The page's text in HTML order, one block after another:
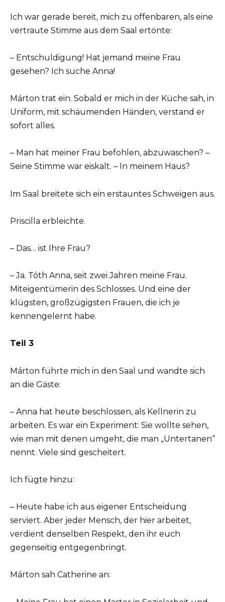
Ich war gerade bereit, mich zu offenbaren, als eine
vertraute Stimme aus dem Saal ertönte:
– Entschuldigung! Hat jemand meine Frau
gesehen? Ich suche Anna!
Márton trat ein. Sobald er mich in der Küche sah, in
Uniform, mit schäumenden Händen, verstand er
sofort alles.
– Man hat meiner Frau befohlen, abzuwaschen? –
Seine Stimme war eiskalt. – In meinem Haus?
Im Saal breitete sich ein erstauntes Schweigen aus.
Priscilla erbleichte.
– Das… ist Ihre Frau?
– Ja. Tóth Anna, seit zwei Jahren meine Frau.
Miteigentümerin des Schlosses. Und eine der
klügsten, großzügigsten Frauen, die ich je
kennengelernt habe.
Teil 3
Márton führte mich in den Saal und wandte sich
an die Gäste:
– Anna hat heute beschlossen, als Kellnerin zu
arbeiten. Es war ein Experiment: Sie wollte sehen,
wie man mit denen umgeht, die man „Untertanen“
nennt. Viele sind gescheitert.
Ich fügte hinzu:
– Heute habe ich aus eigener Entscheidung
serviert. Aber jeder Mensch, der hier arbeitet,
verdient denselben Respekt, den ihr euch
gegenseitig entgegenbringt.
Márton sah Catherine an: